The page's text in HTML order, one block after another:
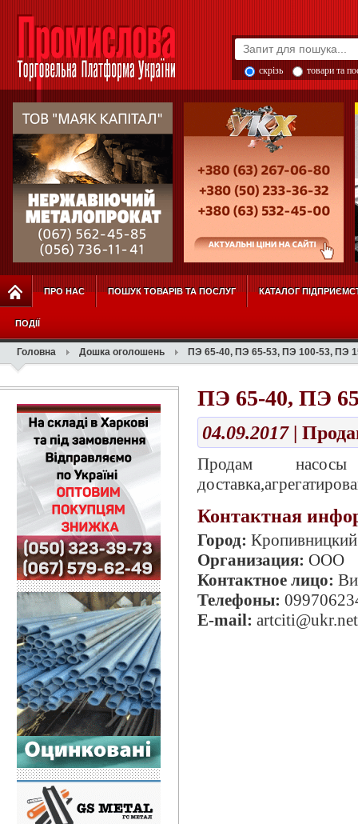
скрізь товари та
ПРО НАС ПОШУК ТОВАРІВ ТА ПОСЛУГ КАТАЛОГ
ПОДІЇ
Головна Дошка оголошень ПЭ 65-40, ПЭ 65-53, ПЭ 100-53, ПЭ
ПЭ 65-40, ПЭ
04.09.2017|
Продам
Контактная
Город: Кропивницкий
Организация: ООО
Контактное лицо:
Телефоны:
E-mail: artciti@ukr.net